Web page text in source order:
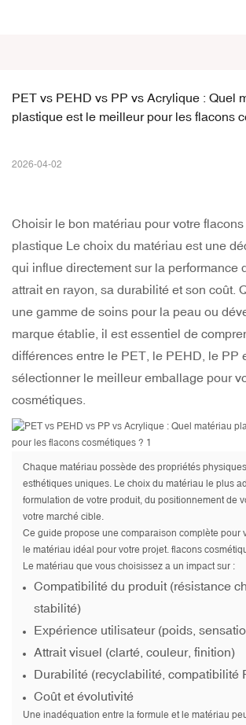
PET vs PEHD vs PP vs Acrylique : Quel
plastique est le meilleur pour les flacons
2026-04-02
Choisir le bon matériau pour votre
plastique Le choix du matériau est une
qui influe directement sur la performance
attrait en rayon, sa durabilité et son coût.
une gamme de soins pour la peau ou
marque établie, il est essentiel de
différences entre le PET, le PEHD, le PP
sélectionner le meilleur emballage pour
cosmétiques.
Chaque matériau possède des propriétés
esthétiques uniques. Le choix du matériau le plus
formulation de votre produit, du positionnement de
votre marché cible.
Ce guide propose une comparaison complète pour
le matériau idéal pour votre projet. flacons
Le matériau que vous choisissez a un impact sur :
Compatibilité du produit (résistance
stabilité)
Expérience utilisateur (poids,
Attrait visuel (clarté, couleur, finition)
Durabilité (recyclabilité, compatibilité
Coût et évolutivité
Une inadéquation entre la formule et le matériau